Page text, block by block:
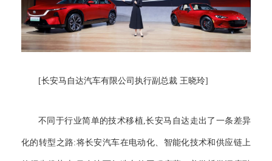
[长安马自达汽车有限公司执行副总裁 王晓玲]
不同于行业简单的技术移植,长安马自达走出了一条差异
化的转型之路:将长安汽车在电动化、智能化技术和供应链上